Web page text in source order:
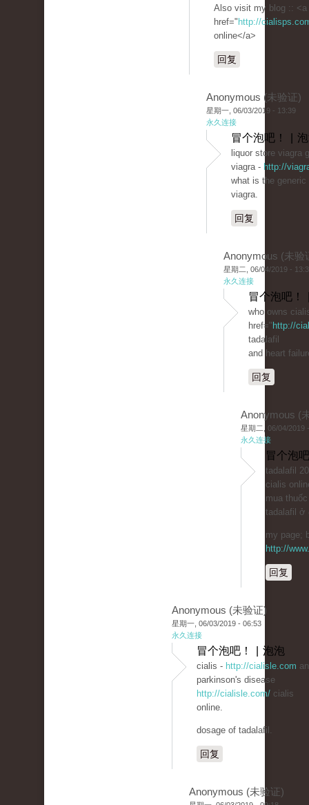
Also visit my blog :: <a
href=" http://
online</a>
回复
Anonymous (未验证)
星期一, 06/03/2019 - 13:39
永久连接
冒个泡吧！ |
liquor store viagra
viagra - http://
what is the generic
viagra.
回复
Anonymous (未验
星期二, 06/04/2019 -
永久连接
冒个泡吧！
who owns
href=" http://
tadalafil
and heart
回复
Anonymous (
星期二, 06/04/2019
永久连接
冒个泡
tadalafil
cialis
mua thuốc
tadalafil ở
my page;
http://
回复
Anonymous (未验证)
星期一, 06/03/2019 - 06:53
永久连接
冒个泡吧！ | 泡泡
cialis - http://cialisle.com
parkinson's disease
http://cialisle.com/ cialis
online.
dosage of tadalafil.
回复
Anonymous (未验证)